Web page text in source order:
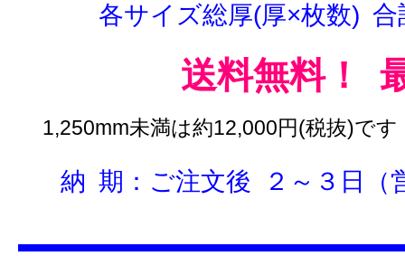
各サイズ総厚(厚×枚数)
送料無料！
1,250mm未満は約12,000円(税抜)で
納 期：ご注文後 ２～３日（